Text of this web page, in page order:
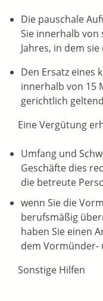
Die pauschale
Sie innerhalb von
Jahres, in dem
Den Ersatz eines
innerhalb von 15
gerichtlich
Eine Vergütung
Umfang und
Geschäfte dies
die betreute
wenn Sie die
berufsmäßig
haben Sie einen
dem Vormünder-
Sonstige Hilfen